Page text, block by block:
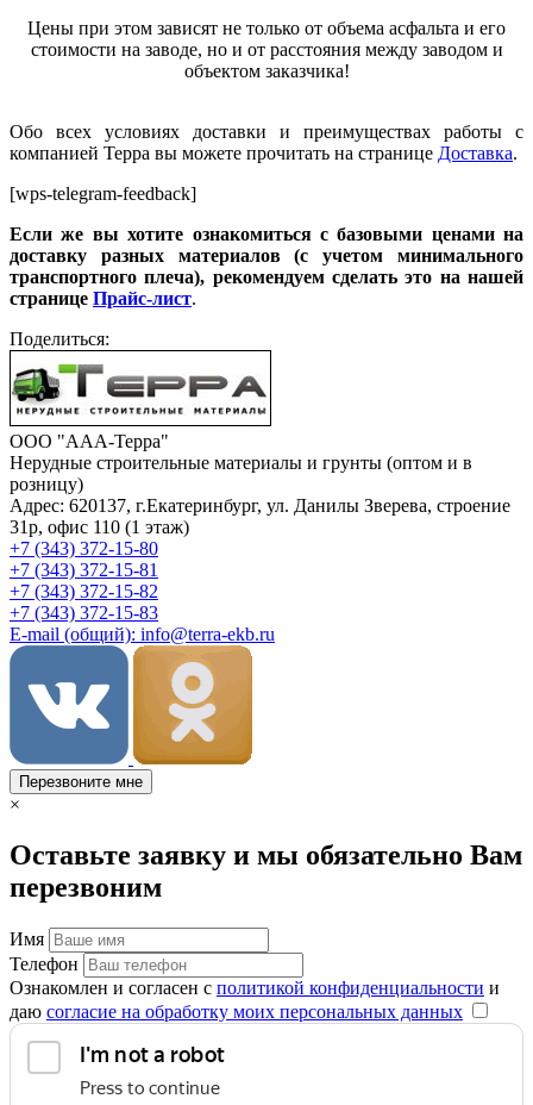
Цены при этом зависят не только от объема асфальта и его
стоимости на заводе, но и от расстояния между заводом и
объектом заказчика!
Обо всех условиях доставки и преимуществах работы с
компанией Терра вы можете прочитать на странице Доставка.
[wps-telegram-feedback]
Если же вы хотите ознакомиться с базовыми ценами на
доставку разных материалов (с учетом минимального
транспортного плеча), рекомендуем сделать это на нашей
странице Прайс-лист.
Поделиться:
ООО "ААА-Терра"
Нерудные строительные материалы и грунты (оптом и в
розницу)
Адрес: 620137, г.Екатеринбург, ул. Данилы Зверева, строение
31р, офис 110 (1 этаж)
+7 (343) 372-15-80
+7 (343) 372-15-81
+7 (343) 372-15-82
+7 (343) 372-15-83
E-mail (общий): info@terra-ekb.ru
Перезвоните мне
×
Оставьте заявку и мы обязательно Вам
перезвоним
Имя
Телефон
Ознакомлен и согласен с политикой конфиденциальности и
даю согласие на обработку моих персональных данных